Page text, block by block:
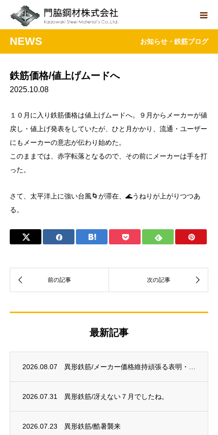
NEWS お知らせ・鉄筋ブログ
鉄筋価格/値上げムードへ
2025.10.08
１０月に入り鉄筋価格は値上げムードへ。９月からメーカーが値
戻し・値上げ発表をしていたが、ひと月かかり、流通・ユーザー
にもメーカーの意志が伝わり始めた。
このままでは、赤字転落となるので、その前にメーカーは手を打
った。
さて、太平洋上に強い台風🌀が滞在、🌊うねりが上がりつつあ
る。
最新記事
2026.08.07
2026.07.31 異形鉄筋/冴えない７月でしたね。
2026.07.23 異形鉄筋/酷暑襲来